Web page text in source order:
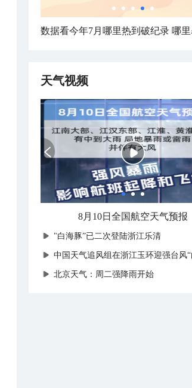
天气视频
8月10日全国航空天气预报
"白海豚”已二次登陆浙江乐清
中国天气追风组在浙江玉环迎强台风“白海豚
北京天气：周二强降雨开始